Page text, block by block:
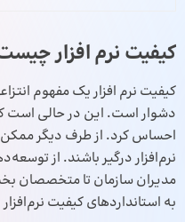
کیفیت نرم‌ افزار
کیفیت نرم‌ افزار یک مفهوم
دشوار است. این در حالی است
احساس کرد. از طرف دیگر
نرم‌افزار درگیر باشند. از
به استانداردهای کیفیت نرم‌افزار